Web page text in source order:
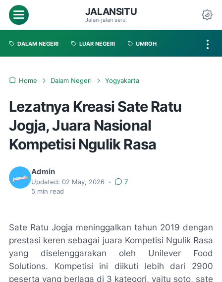
JALANSITU
Jalan-jalan seru.
DALAM NEGERI LUAR NEGERI UMROH
Home Dalam Negeri Yogyakarta
Lezatnya Kreasi Sate Ratu
Jogja, Juara Nasional
Kompetisi Ngulik Rasa
Admin
Updated: 02 May, 2026 •
7
5 min read
Sate Ratu Jogja meninggalkan tahun 2019 dengan
prestasi keren sebagai juara Kompetisi Ngulik Rasa
yang diselenggarakan oleh Unilever Food
Solutions. Kompetisi ini diikuti lebih dari 2900
peserta yang berlaga di 3 kategori, yaitu soto, sate